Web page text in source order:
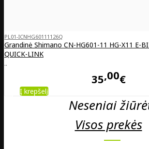
PL01-ICNHG60111126Q
Grandinė Shimano CN-HG601-11 HG-X11 E-
QUICK-LINK
..
35 00€
Į krepšelį
Neseniai
Visos prekės